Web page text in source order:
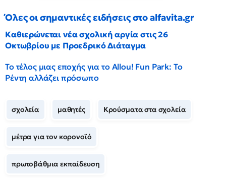
Όλες οι σημαντικές ειδήσεις στο alfavita.gr
Καθιερώνεται νέα σχολική αργία στις 26
Οκτωβρίου με Προεδρικό Διάταγμα
Το τέλος μιας εποχής για το Allou! Fun Park: Το
Ρέντη αλλάζει πρόσωπο
σχολεία μαθητές Κρούσματα στα σχολεία
μέτρα για τον κορονοϊό
πρωτοβάθμια εκπαίδευση